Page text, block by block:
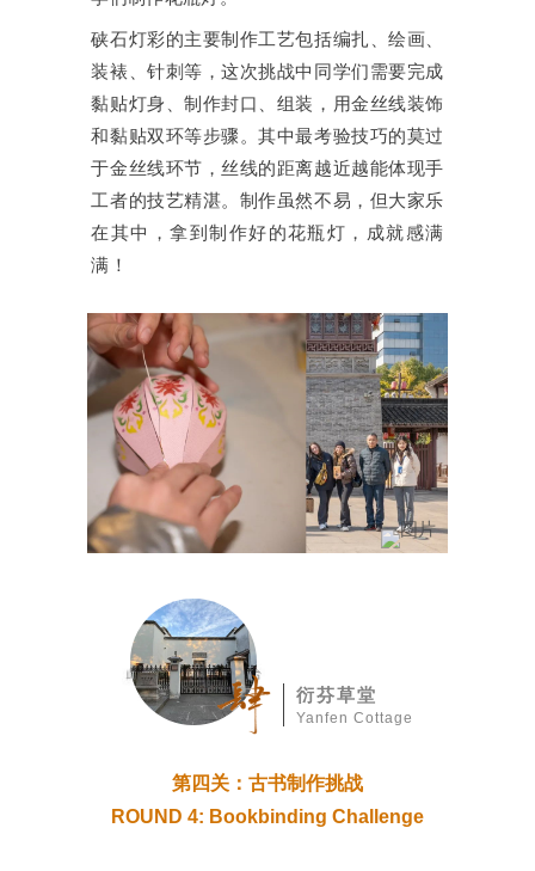
硖石灯彩的主要制作工艺包括编扎、绘画、
装裱、针刺等，这次挑战中同学们需要完成
黏贴灯身、制作封口、组装，用金丝线装饰
和黏贴双环等步骤。其中最考验技巧的莫过
于金丝线环节，丝线的距离越近越能体现手
工者的技艺精湛。制作虽然不易，但大家乐
在其中，拿到制作好的花瓶灯，成就感满
满！
衍芬草堂
Yanfen Cottage
第四关：古书制作挑战
ROUND 4: Bookbinding Challenge